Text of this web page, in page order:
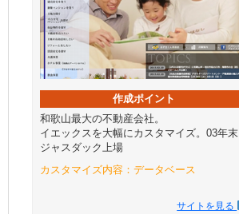
作成ポイント
和歌山最大の不動産会社。
イエックスを大幅にカスタマイズ。03年末
ジャスダック上場
カスタマイズ内容：データベース
サイトを見る